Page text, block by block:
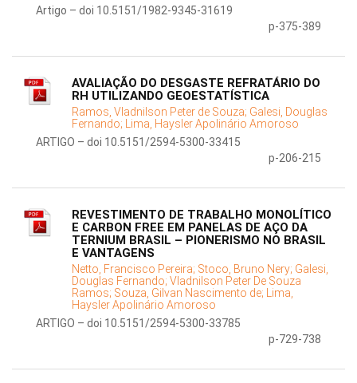
Artigo – doi 10.5151/1982-9345-31619
p-375-389
AVALIAÇÃO DO DESGASTE REFRATÁRIO DO
RH UTILIZANDO GEOESTATÍSTICA
Ramos, Vladnilson Peter de Souza; Galesi, Douglas
Fernando; Lima, Haysler Apolinário Amoroso
ARTIGO – doi 10.5151/2594-5300-33415
p-206-215
REVESTIMENTO DE TRABALHO MONOLÍTICO
E CARBON FREE EM PANELAS DE AÇO DA
TERNIUM BRASIL – PIONERISMO NO BRASIL
E VANTAGENS
Netto, Francisco Pereira; Stoco, Bruno Nery; Galesi,
Douglas Fernando; Vladnilson Peter De Souza
Ramos; Souza, Gilvan Nascimento de; Lima,
Haysler Apolinário Amoroso
ARTIGO – doi 10.5151/2594-5300-33785
p-729-738